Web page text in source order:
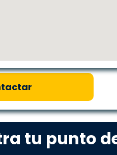
tu punto